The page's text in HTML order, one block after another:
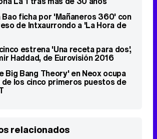
Bao ficha por 'Mañaneros 360' con
de Intxaurrondo a 'La Hora de
estrena 'Una receta para dos',
Haddad, de Eurovisión 2016
Big Bang Theory' en Neox ocupa
los cinco primeros puestos de
relacionados